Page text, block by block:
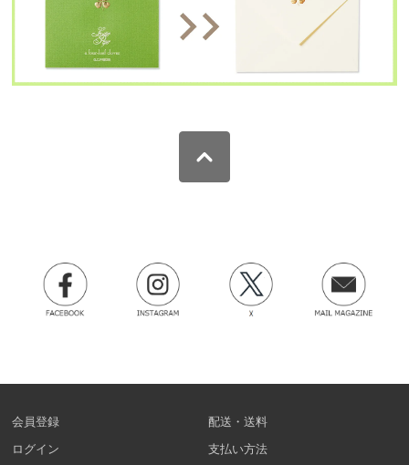
会員登録
ログイン
配送・送料
支払い方法